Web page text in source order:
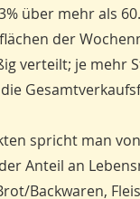
über mehr als
der
verteilt; je mehr
spricht man
Anteil an
Backwaren,